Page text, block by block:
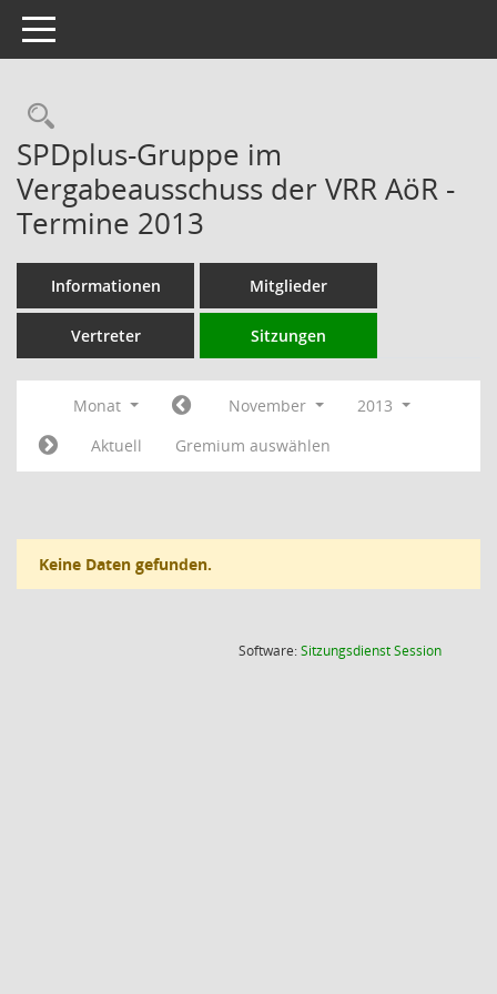
Toggle navigation
Rechercheauswahl
SPDplus-Gruppe im
Vergabeausschuss der VRR AöR -
Termine 2013
Informationen Mitglieder
Vertreter Sitzungen
Monat November
2013
Aktuell
Gremium auswählen
Keine Daten gefunden.
Software:SitzungsdienstSession(Wird in